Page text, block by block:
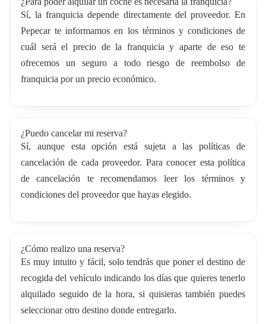
Sí, la franquicia depende directamente del proveedor. En
Pepecar te informamos en los términos y condiciones de
cuál será el precio de la franquicia y aparte de eso te
ofrecemos un seguro a todo riesgo de reembolso de
franquicia por un precio económico.
¿Puedo cancelar mi reserva?
Sí, aunque esta opción está sujeta a las políticas de
cancelación de cada proveedor. Para conocer esta política
de cancelación te recomendamos leer los términos y
condiciones del proveedor que hayas elegido.
¿Cómo realizo una reserva?
Es muy intuito y fácil, solo tendrás que poner el destino de
recogida del vehículo indicando los días que quieres tenerlo
alquilado seguido de la hora, si quisieras también puedes
seleccionar otro destino donde entregarlo.